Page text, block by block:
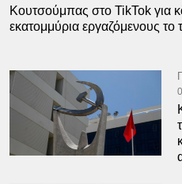
Κουτσούμπας στο TikTok για
εκατομμύρια εργαζόμενους το